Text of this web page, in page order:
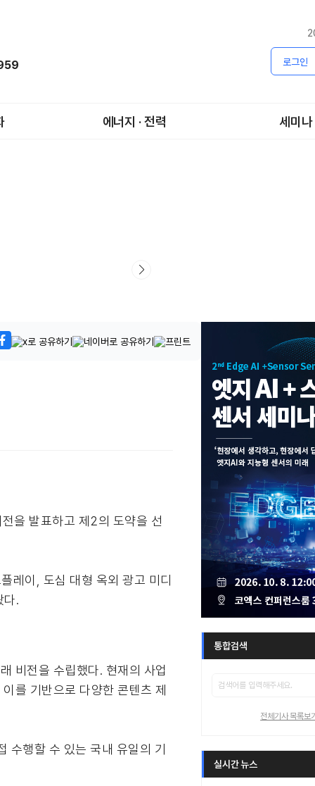
로그인
에너지 · 전력 세미나
을 발표하고 제2의 도약을 선
레이, 도심 대형 옥외 광고 미디
다.
비전을 수립했다. 현재의 사업
를 기반으로 다양한 콘텐츠 제
행할 수 있는 국내 유일의 기
통합검색
전체기사 목록보
실시간 뉴스